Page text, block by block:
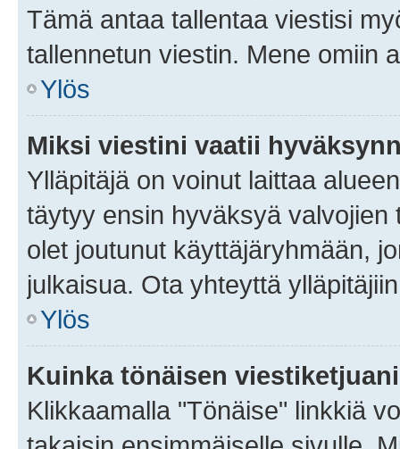
Tämä antaa tallentaa viestisi
tallennetun viestin. Mene omiin
Ylös
Miksi viestini vaatii
Ylläpitäjä on voinut laittaa
täytyy ensin hyväksyä
olet joutunut käyttäjäryhmään,
julkaisua. Ota yhteyttä
Ylös
Kuinka tönäisen
Klikkaamalla "Tönäise" linkkiä